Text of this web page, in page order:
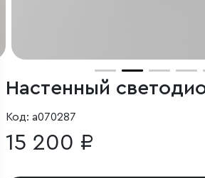
Код: a070287
15 200 ₽